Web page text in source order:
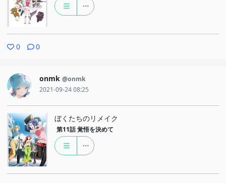
0 0
onmk @onmk
2021-09-24 08:25
ぼくたちのリメイク
第11話 覚悟を決めて